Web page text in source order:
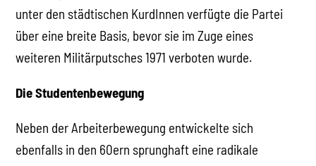
unter den städtischen KurdInnen verfügte die Partei
über eine breite Basis, bevor sie im Zuge eines
weiteren Militärputsches 1971 verboten wurde.
Die Studentenbewegung
Neben der Arbeiterbewegung entwickelte sich
ebenfalls in den 60ern sprunghaft eine radikale